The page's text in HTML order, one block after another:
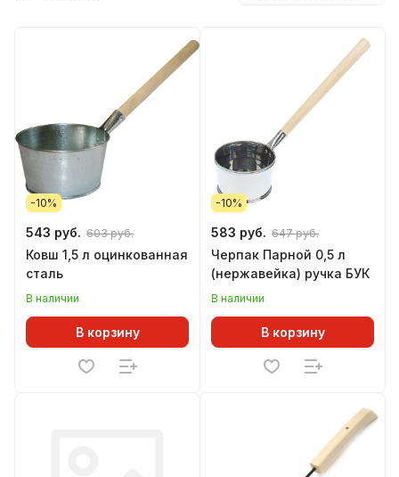
-10%
543 руб. 603 руб.
Ковш 1,5 л оцинкованная
сталь
В наличии
В корзину
-10%
583 руб. 647 руб.
Черпак Парной 0,5 л
(нержавейка) ручка БУК
В наличии
В корзину